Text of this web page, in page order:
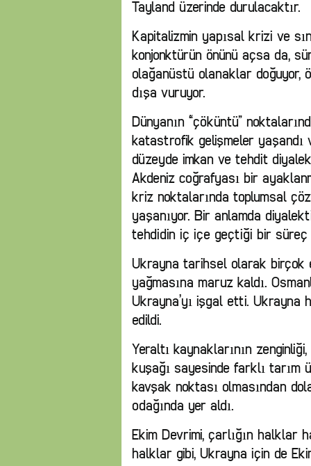
Tayland üzerinde durulacaktır.
Kapitalizmin yapısal krizi ve
konjonktürün önünü açsa da,
olağanüstü olanaklar doğuyor,
dışa vuruyor.
Dünyanın “çöküntü”
katastrofik gelişmeler yaşandı
düzeyde imkan ve tehdit
Akdeniz coğrafyası bir
kriz noktalarında toplumsal
yaşanıyor. Bir anlamda
tehdidin iç içe geçtiği bir süreç
Ukrayna tarihsel olarak birçok
yağmasına maruz kaldı.
Ukrayna’yı işgal etti. Ukrayna
edildi.
Yeraltı kaynaklarının
kuşağı sayesinde farklı
kavşak noktası olmasından
odağında yer aldı.
Ekim Devrimi, çarlığın halklar
halklar gibi, Ukrayna için de